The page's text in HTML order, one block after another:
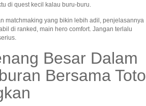
di quest kecil kalau buru-buru.
matchmaking yang bikin lebih adil, penjelasannya
di ranked, main hero comfort. Jangan terlalu
Besar Dalam
Bersama Toto